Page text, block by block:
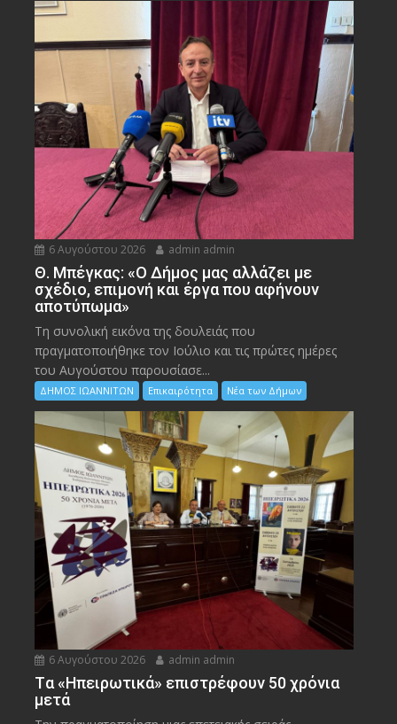
6 Αυγούστου 2026 admin admin
Θ. Μπέγκας: «Ο Δήμος μας αλλάζει με
σχέδιο, επιμονή και έργα που αφήνουν
αποτύπωμα»
Τη συνολική εικόνα της δουλειάς που
πραγματοποιήθηκε τον Ιούλιο και τις πρώτες ημέρες
του Αυγούστου παρουσίασε...
ΔΗΜΟΣ ΙΩΑΝΝΙΤΩΝ Επικαιρότητα Νέα των Δήμων
6 Αυγούστου 2026 admin admin
Tα «Ηπειρωτικά» επιστρέφουν 50 χρόνια
μετά